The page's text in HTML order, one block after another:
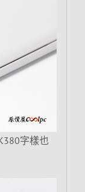
字樣也